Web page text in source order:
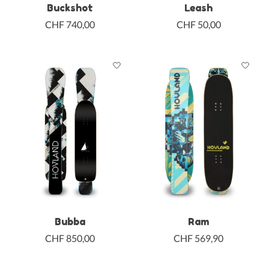
Buckshot
CHF 740,00
Leash
CHF 50,00
Bubba
CHF 850,00
Ram
CHF 569,90